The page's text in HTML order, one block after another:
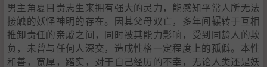
男主角夏目贵志生来拥有强大的灵力，能感知平常人所无法
接触的妖怪神明的存在。因其父母双亡，多年间辗转于互相
推卸责任的亲戚之间，同时被其能力影响，受到同龄人的欺
负，未曾与任何人深交，造成性格一定程度上的孤僻。本性
和善，宽厚，踏实，对于自己经历的不幸，无论人类还是妖